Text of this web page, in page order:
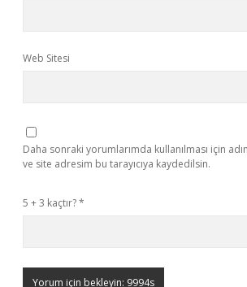
Web Sitesi
Daha sonraki yorumlarımda kullanılması için
ve site adresim bu tarayıcıya kaydedilsin.
5 + 3 kaçtır?*